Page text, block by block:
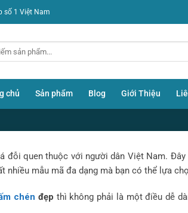
số 1 Việt Nam
chủ Sản phẩm Blog Giới Thiệu
BLOG
Bộ Ấm Chén Bát
đỗi quen thuộc với người dân Việt Nam.
nhiều mẫu mã đa dạng mà bạn có thể lựa
chén đẹp thì không phải là một điều dễ